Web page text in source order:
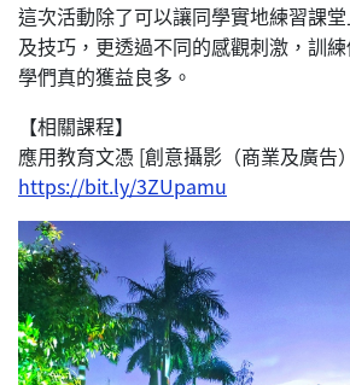
這次活動除了可以讓同學實地練習課
及技巧，更透過不同的感觀刺激，訓
學們真的獲益良多。
【相關課程】
應用教育文憑 [創意攝影（商業及廣告
https://bit.ly/3ZUpamu